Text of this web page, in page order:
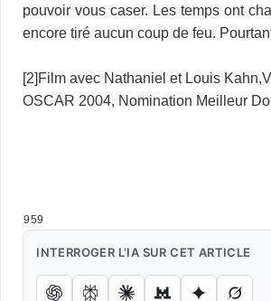
pouvoir vous caser. Les temps ont
encore tiré aucun coup de feu.
[2] Film avec Nathaniel et Louis
OSCAR 2004, Nomination Meilleur
959
INTERROGER L’IA SUR CET ARTICLE